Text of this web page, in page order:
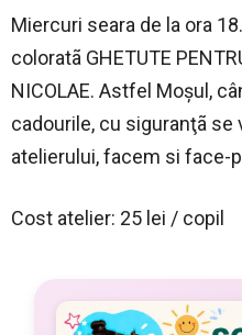
Miercuri seara de la ora
coloratã GHETUTE
NICOLAE. Astfel Moşul,
cadourile, cu siguranţã se
atelierului, facem si face-
Cost atelier: 25 lei / copil